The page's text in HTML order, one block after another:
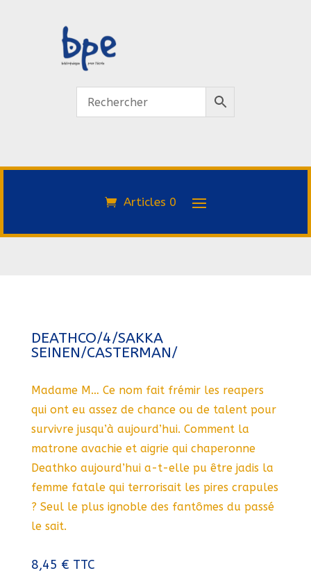
Articles 0
DEATHCO/4/SAKKA
SEINEN/CASTERMAN/
Madame M… Ce nom fait frémir les reapers
qui ont eu assez de chance ou de talent pour
survivre jusqu’à aujourd’hui. Comment la
matrone avachie et aigrie qui chaperonne
Deathko aujourd’hui a-t-elle pu être jadis la
femme fatale qui terrorisait les pires crapules
? Seul le plus ignoble des fantômes du passé
le sait.
8,45 € TTC